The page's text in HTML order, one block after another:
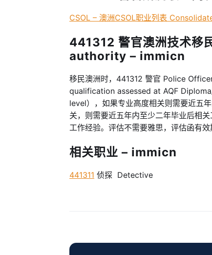
CSOL – 澳洲CSOL职业列表
441312 警官澳洲技术
authority – immicn
移民澳洲时，441312 警官 Police
qualification assessed at AQF
level），如果专业高度相关则需要近五
关，则需要近五年内至少二年毕业后相
工作经验。评估不需要雅思，评估函有效
相关职业 – immicn
441311 侦探 Detective